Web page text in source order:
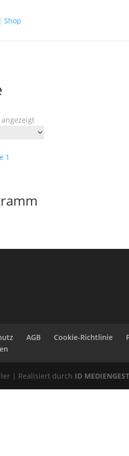
AGB Cookie-Richtlinie
| Realisiert durch ID